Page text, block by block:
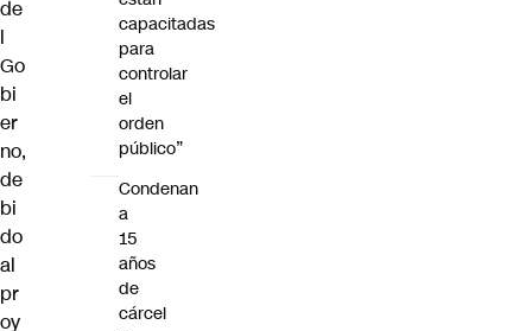
de
l
Go
bi
er
no,
de
bi
do
al
pr
oy
capacitadas
para
controlar
el
orden
público”
Condenan
a
15
años
de
cárcel